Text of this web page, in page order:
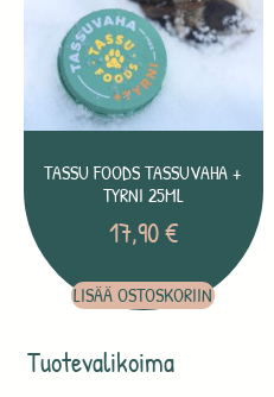
Tuotevalikoima
TASSU FOODS TASSUVAHA +
TYRNI 25ML
17,90€
LISÄÄ OSTOSKORIIN